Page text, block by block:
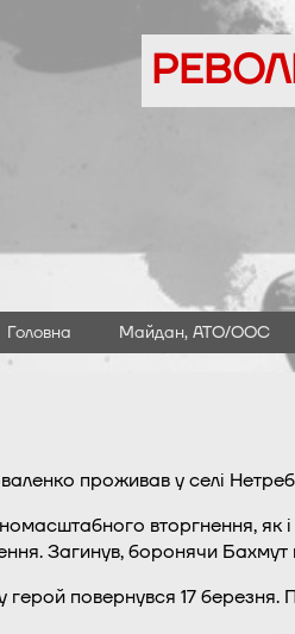
Головна Майдан, АТО/ООС
проживав у селі
вторгнення, як і
Загинув, боронячи Бахмут
повернувся 17 березня.